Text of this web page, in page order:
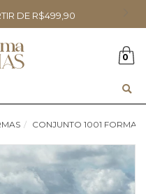
DE R$499,90
0
CONJUNTO 1001